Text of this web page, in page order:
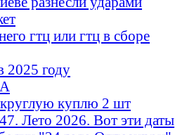
гтц или гтц в сборе
2025 году
куплю 2 шт
Лето 2026. Вот эти даты